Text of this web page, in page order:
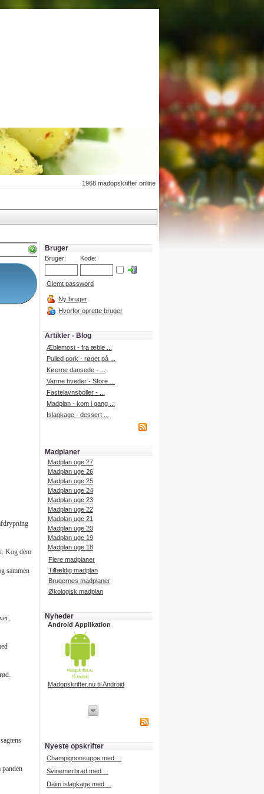
1968 madopskrifter online
Kog dem
sammen
Bruger
Bruger: Kode:
Glemt password
Ny bruger
Hvorfor oprette bruger
Artikler - Blog
Æblemost - fra æble ...
Pulled pork - røget på ...
Køerne dansede - ...
Varme hveder - Store ...
Fastelavnsboller - ...
Madplan - kom i gang ...
Islagkage - dessert ...
Madplaner
Madplan uge 27
Madplan uge 26
Madplan uge 25
Madplan uge 24
Madplan uge 23
Madplan uge 22
Madplan uge 21
Madplan uge 20
Madplan uge 19
Madplan uge 18
Flere madplaner
Tilfældig madplan
Brugernes madplaner
Økologisk madplan
Nyheder
Android Applikation
Madopskrifter.nu til Android
iPhone udvikling
Nyeste opskrifter
Champignonsuppe med ...
Svinemørbrad med ...
Daim islagkage med ...